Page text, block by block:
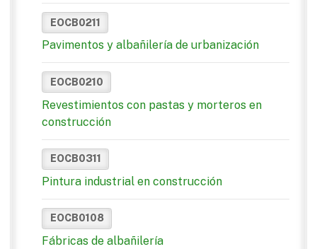
EOCB0211
Pavimentos y albañilería de urbanización
EOCB0210
Revestimientos con pastas y morteros en
construcción
EOCB0311
Pintura industrial en construcción
EOCB0108
Fábricas de albañilería